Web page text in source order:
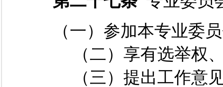
（一）参加本专业委
（二）享有选举权、
（三）提出工作意见